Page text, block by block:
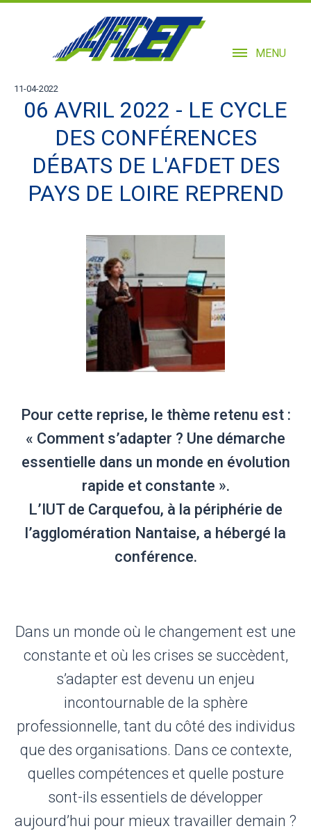
MENU
11-04-2022
06 AVRIL 2022 - LE CYCLE
DES CONFÉRENCES
DÉBATS DE L'AFDET DES
PAYS DE LOIRE REPREND
Pour cette reprise, le thème retenu est :
« Comment s’adapter ? Une démarche
essentielle dans un monde en évolution
rapide et constante ».
L’IUT de Carquefou, à la périphérie de
l’agglomération Nantaise, a hébergé la
conférence.
Dans un monde où le changement est une
constante et où les crises se succèdent,
s’adapter est devenu un enjeu
incontournable de la sphère
professionnelle, tant du côté des individus
que des organisations. Dans ce contexte,
quelles compétences et quelle posture
sont-ils essentiels de développer
aujourd’hui pour mieux travailler demain ?